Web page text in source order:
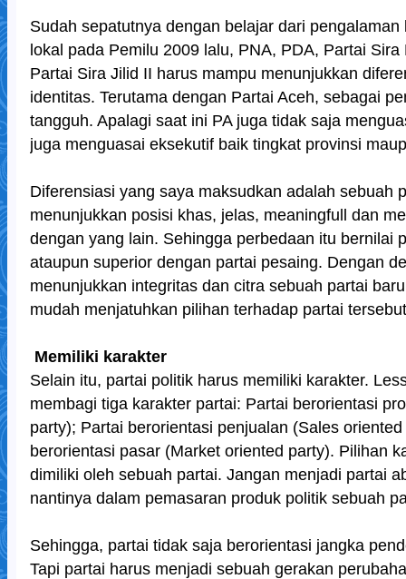
Sudah sepatutnya dengan belajar dari
lokal pada Pemilu 2009 lalu, PNA, PDA, Partai
Partai Sira Jilid II harus mampu menunjukkan
identitas. Terutama dengan Partai Aceh, sebagai
tangguh. Apalagi saat ini PA juga tidak saja
juga menguasai eksekutif baik tingkat provinsi
Diferensiasi yang saya maksudkan adalah sebuah
menunjukkan posisi khas, jelas, meaningfull dan
dengan yang lain. Sehingga perbedaan itu bernilai
ataupun superior dengan partai pesaing. Dengan
menunjukkan integritas dan citra sebuah partai
mudah menjatuhkan pilihan terhadap partai
Memiliki karakter
Selain itu, partai politik harus memiliki karakter.
membagi tiga karakter partai: Partai berorientasi
party); Partai berorientasi penjualan (Sales
berorientasi pasar (Market oriented party). Pilihan
dimiliki oleh sebuah partai. Jangan menjadi partai
nantinya dalam pemasaran produk politik sebuah
Sehingga, partai tidak saja berorientasi jangka
Tapi partai harus menjadi sebuah gerakan